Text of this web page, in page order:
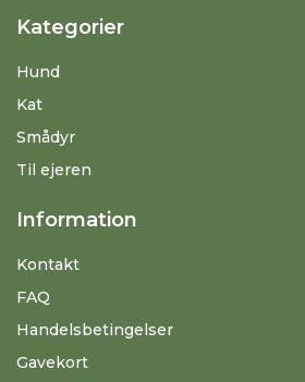
Kategorier
Hund
Kat
Smådyr
Til ejeren
Information
Kontakt
FAQ
Handelsbetingelser
Gavekort